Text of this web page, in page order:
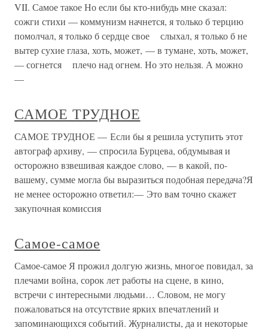
VII. Самое такое Но если бы кто-нибудь мне сказал:
сожги стихи — коммунизм начнется, я только б терцию
помолчал, я только б сердце свое слыхал, я только б не
вытер сухие глаза, хоть, может, — в тумане, хоть, может,
— согнется плечо над огнем. Но это нельзя. А можно
—
САМОЕ ТРУДНОЕ
САМОЕ ТРУДНОЕ — Если бы я решила уступить этот
автограф архиву, — спросила Бурцева, обдумывая и
осторожно взвешивая каждое слово, — в какой, по-
вашему, сумме могла бы выразиться подобная передача?Я
не менее осторожно ответил:— Это вам точно скажет
закупочная комиссия
Самое-самое
Самое-самое Я прожил долгую жизнь, многое повидал, за
плечами война, сорок лет работы на сцене, в кино,
встречи с интересными людьми… Словом, не могу
пожаловаться на отсутствие ярких впечатлений и
запоминающихся событий. Журналисты, да и некоторые